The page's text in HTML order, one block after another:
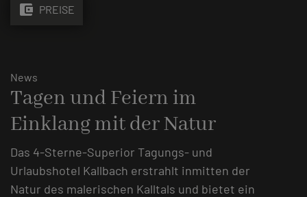
account_balance_wallet PREISE
News
Tagen und Feiern im
Einklang mit der Natur
Das 4-Sterne-Superior Tagungs- und
Urlaubshotel Kallbach erstrahlt inmitten der
Natur des malerischen Kalltals und bietet ein